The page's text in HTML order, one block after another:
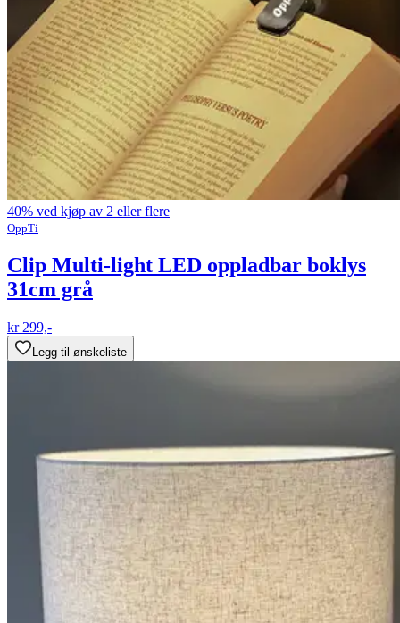
40% ved kjøp av 2 eller flere
OppTi
Clip Multi-light LED oppladbar boklys
31cm grå
kr 299,-
Legg til ønskeliste